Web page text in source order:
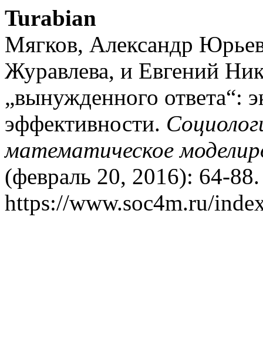
Turabian
Мягков, Александр
Журавлева, и Евгений
„вынужденного ответа“:
эффективности.
математическое
(февраль 20, 2016): 64-
https://www.soc4m.ru/